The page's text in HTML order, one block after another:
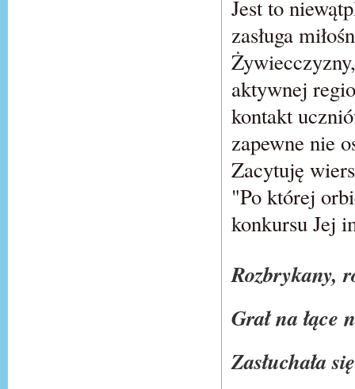
Jest to
zasługa
aktywnej
kontakt
zapewne nie
Zacytuję
"Po której
konkursu Jej
Rozbrykany,
Grał na łące
Zasłuchała